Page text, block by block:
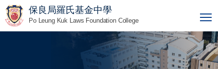
保良局羅氏基金中學
Po Leung Kuk Laws Foundation College